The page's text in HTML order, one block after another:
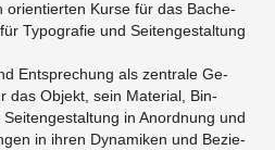
ori­en­tier­ten Kurse für das Ba­che­
Ty­po­gra­fie und Sei­ten­ge­stal­tung
Ent­spre­chung als zen­tra­le Ge­
das Ob­jekt, sein Ma­te­ri­al, Bin­
in An­ord­nung und
in ihren Dy­na­mi­ken und Be­zie­